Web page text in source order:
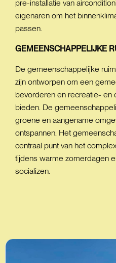
pre-installatie van
eigenaren om het
passen.
GEMEENSCHAPPELIJKE
De gemeenschappelijke
zijn ontworpen om een
bevorderen en recreatie- en
bieden. De
groene en aangename
ontspannen. Het
centraal punt van het
tijdens warme zomerdagen
socializen.